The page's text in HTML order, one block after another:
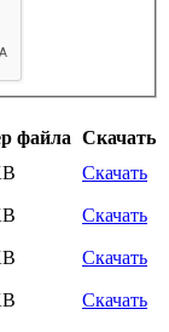
файла Скачать
Скачать
Скачать
Скачать
Скачать